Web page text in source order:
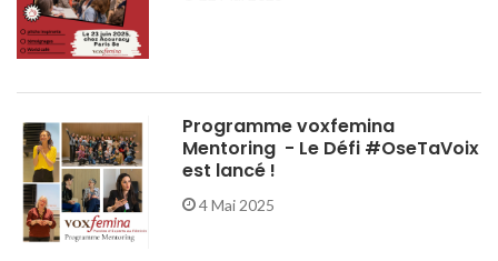
Programme voxfemina
Mentoring - Le Défi #OseTaVoix
est lancé !
4 Mai 2025